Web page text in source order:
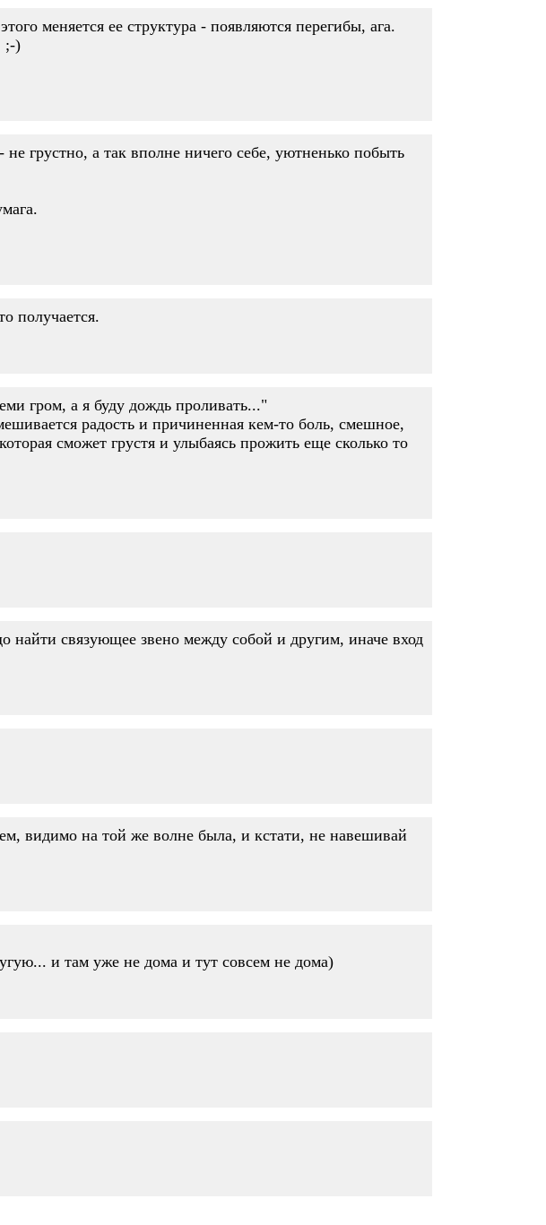
меняется ее структура - появляются перегибы, ага.
;-)
грустно, а так вполне ничего себе, уютненько побыть
получается.
гром, а я буду дождь проливать..."
радость и причиненная кем-то боль, смешное,
сможет грустя и улыбаясь прожить еще сколько то
связующее звено между собой и другим, иначе вход
видимо на той же волне была, и кстати, не навешивай
и там уже не дома и тут совсем не дома)